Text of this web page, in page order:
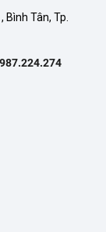
tiền điện.
đóng gói
ăn nhanh
Bình Tân, Tp.